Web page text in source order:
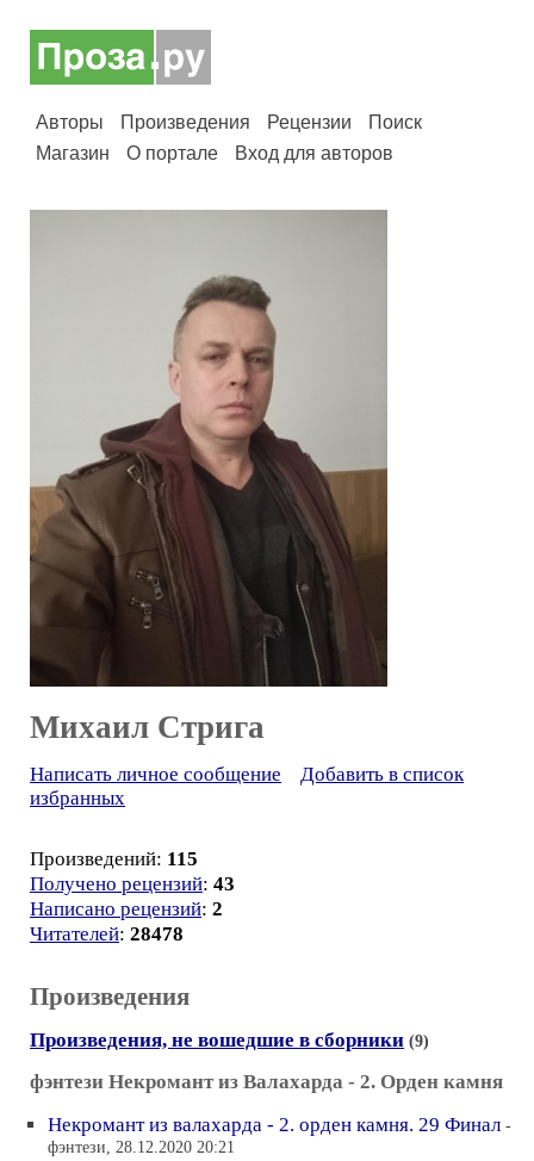
Авторы Произведения Рецензии
Поиск
Магазин
О портале Вход для авторов
Михаил Стрига
Написать личное сообщение
Добавить в список
избранных
Произведений: 115
Получено рецензий: 43
Написано рецензий: 2
Читателей: 28478
Произведения
Произведения, не вошедшие в сборники (9)
фэнтези Некромант из Валахарда - 2. Орден камня
Некромант из валахарда - 2. орден камня. 29 Финал -
фэнтези, 28.12.2020 20:21